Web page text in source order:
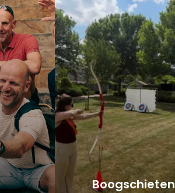
Boogschieten